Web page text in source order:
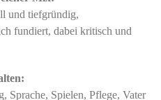
und tiefgründig,
fundiert, dabei kritisch und
Sprache, Spielen, Pflege, Vater